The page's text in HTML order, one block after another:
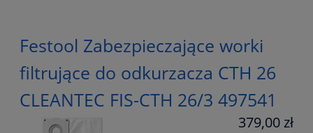
Festool Zabezpieczające worki
filtrujące do odkurzacza CTH 26
CLEANTEC FIS-CTH 26/3 497541
379,00 zł